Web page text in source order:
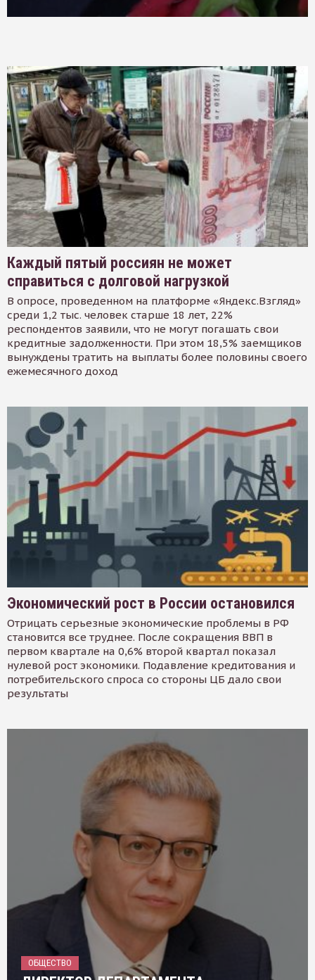
Каждый пятый россиян не может
справиться с долговой нагрузкой
В опросе, проведенном на платформе «Яндекс.Взгляд»
среди 1,2 тыс. человек старше 18 лет, 22%
респондентов заявили, что не могут погашать свои
кредитные задолженности. При этом 18,5% заемщиков
вынуждены тратить на выплаты более половины своего
ежемесячного доход
Экономический рост в России остановился
Отрицать серьезные экономические проблемы в РФ
становится все труднее. После сокращения ВВП в
первом квартале на 0,6% второй квартал показал
нулевой рост экономики. Подавление кредитования и
потребительского спроса со стороны ЦБ дало свои
результаты
ОБЩЕСТВО